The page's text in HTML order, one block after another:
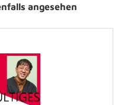
angesehen